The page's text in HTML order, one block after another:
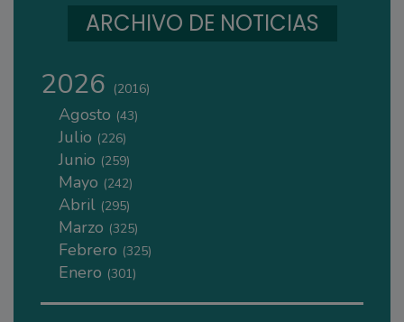
ARCHIVO DE NOTICIAS
2026 (2016)
Agosto (43)
Julio (226)
Junio (259)
Mayo (242)
Abril (295)
Marzo (325)
Febrero (325)
Enero (301)